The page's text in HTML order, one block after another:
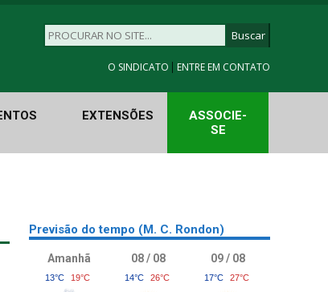
O SINDICATO | ENTRE EM CONTATO
EXTENSÕES
ASSOCIE-
SE
Previsão do tempo (M. C. Rondon)
Amanhã
13°C 19°C
08 / 08
14°C 26°C
09 / 08
17°C 27°C